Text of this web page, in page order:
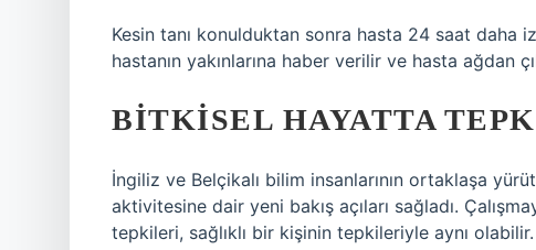
Kesin tanı konulduktan sonra hasta 24 saat daha
hastanın yakınlarına haber verilir ve hasta ağdan
BITKISEL HAYATTA
İngiliz ve Belçikalı bilim insanlarının ortaklaşa
aktivitesine dair yeni bakış açıları sağladı.
tepkileri, sağlıklı bir kişinin tepkileriyle aynı olabilir.